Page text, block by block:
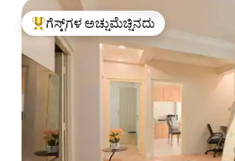
ಗೆಸ್ಟ್‌ಗಳಿಗೆ ಅತಿ ಹೆಚ್ಚು ಅಚ್ಚುಮೆಚ್ಚಿನದು
ಗೆಸ್ಟ್‌ಗಳ ಅಚ್ಚುಮೆಚ್ಚಿನದು